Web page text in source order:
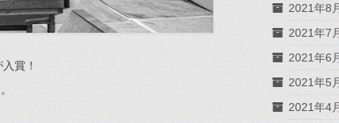
賞！
2021年8
2021年7
2021年6
2021年5
2021年4